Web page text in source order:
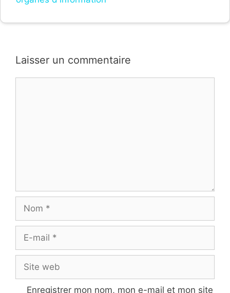
Laisser un commentaire
mail
web
Enregistrer mon nom, mon e-mail et mon site